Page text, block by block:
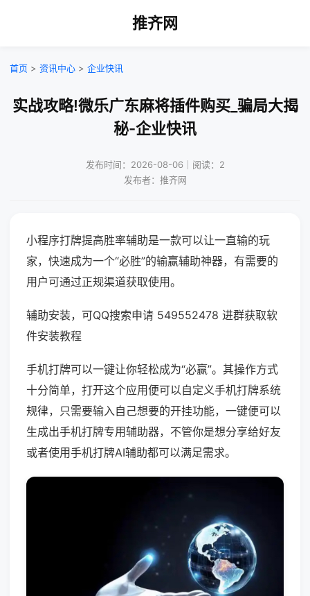
推齐网
首页 > 资讯中心 > 企业快讯
实战攻略!微乐广东麻将插件购买_骗局大揭
秘-企业快讯
发布时间：2026-08-06｜阅读：2
发布者：推齐网
小程序打牌提高胜率辅助是一款可以让一直输的玩
家，快速成为一个“必胜”的输赢辅助神器，有需要的
用户可通过正规渠道获取使用。
辅助安装，可QQ搜索申请 549552478 进群获取软
件安装教程
手机打牌可以一键让你轻松成为“必赢”。其操作方式
十分简单，打开这个应用便可以自定义手机打牌系统
规律，只需要输入自己想要的开挂功能，一键便可以
生成出手机打牌专用辅助器，不管你是想分享给好友
或者使用手机打牌AI辅助都可以满足需求。